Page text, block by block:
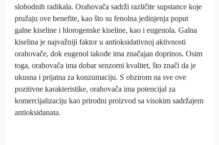
slobodnih radikala. Orahovača sadrži različite supstance koje
pružaju ove benefite, kao što su fenolna jedinjenja poput
galne kiseline i hlorogenske kiseline, kao i eugenola. Galna
kiselina je najvažniji faktor u antioksidativnoj aktivnosti
orahovače, dok eugenol takođe ima značajan doprinos. Osim
toga, orahovača ima dobar senzorni kvalitet, što znači da je
ukusna i prijatna za konzumaciju. S obzirom na sve ove
pozitivne karakteristike, orahovača ima potencijal za
komercijalizaciju kao prirodni proizvod sa visokim sadržajem
antioksidanata.